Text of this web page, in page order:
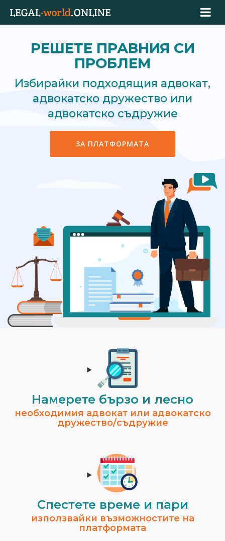
РЕШЕТЕ ПРАВНИЯ СИ
ПРОБЛЕМ
Избирайки подходящия адвокат,
адвокатско дружество или
адвокатско съдружие
ЗА ПЛАТФОРМАТА
Намерете бързо и лесно
необходимия адвокат или адвокатско
дружество/съдружие
Спестeте време и пари
използвайки възможностите на
платформата